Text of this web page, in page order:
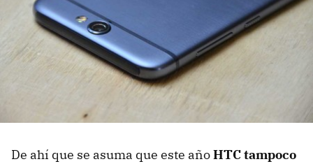
De ahí que se asuma que este añoHTC tampoco